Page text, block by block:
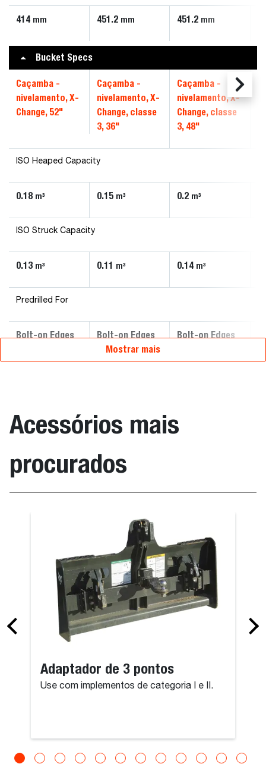
414 mm 451.2 mm 451.2 mm
Bucket Specs
Caçamba -
nivelamento, X-
Change, 52"
Caçamba -
nivelamento, X-
Change, classe
3, 36"
Caçamba -
nivelamento, X-
Change, classe
3, 48"
ISO Heaped Capacity
0.18 m³ 0.15 m³ 0.2 m³
ISO Struck Capacity
0.13 m³ 0.11 m³ 0.14 m³
Predrilled For
Bolt-on Edges Bolt-on Edges Bolt-on Edges
Mostrar mais
Acessórios mais
procurados
Adaptador de 3 pontos
Use com implementos de categoria I e II.